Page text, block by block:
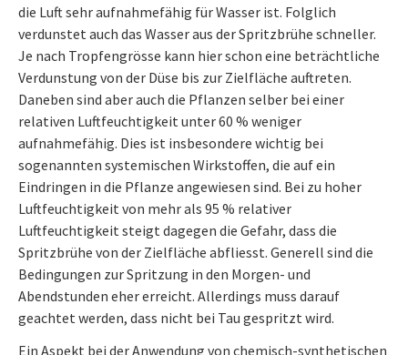
die Luft sehr aufnahmefähig für Wasser ist. Folglich
verdunstet auch das Wasser aus der Spritzbrühe schneller.
Je nach Tropfengrösse kann hier schon eine beträchtliche
Verdunstung von der Düse bis zur Zielfläche auftreten.
Daneben sind aber auch die Pflanzen selber bei einer
relativen Luftfeuchtigkeit unter 60 % weniger
aufnahmefähig. Dies ist insbesondere wichtig bei
sogenannten systemischen Wirkstoffen, die auf ein
Eindringen in die Pflanze angewiesen sind. Bei zu hoher
Luftfeuchtigkeit von mehr als 95 % relativer
Luftfeuchtigkeit steigt dagegen die Gefahr, dass die
Spritzbrühe von der Zielfläche abfliesst. Generell sind die
Bedingungen zur Spritzung in den Morgen- und
Abendstunden eher erreicht. Allerdings muss darauf
geachtet werden, dass nicht bei Tau gespritzt wird.
Ein Aspekt bei der Anwendung von chemisch-synthetischen